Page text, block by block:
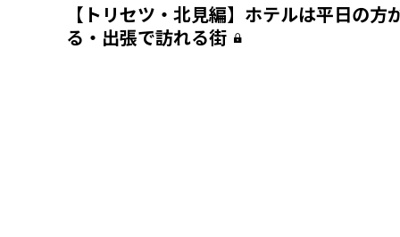
【トリセツ・北見編】ホテルは平日の方
る・出張で訪れる街